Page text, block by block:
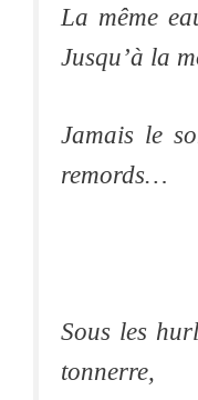
La même
Jusqu’à la
Jamais le
remords…
Sous les
tonnerre,